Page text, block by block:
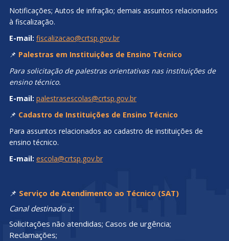
Notificações; Autos de infração; demais assuntos relacionados
à fiscalização.
E-mail: fiscalizacao@crtsp.gov.br
📌 Palestras em Instituições de Ensino Técnico
Para solicitação de palestras orientativas nas instituições de
ensino técnico.
E-mail: palestrasescolas@crtsp.gov.br
📌 Cadastro de Instituições de Ensino Técnico
Para assuntos relacionados ao cadastro de instituições de
ensino técnico.
E-mail: escola@crtsp.gov.br
📌 Serviço de Atendimento ao Técnico (SAT)
Canal destinado a:
Solicitações não atendidas; Casos de urgência;
Reclamações;